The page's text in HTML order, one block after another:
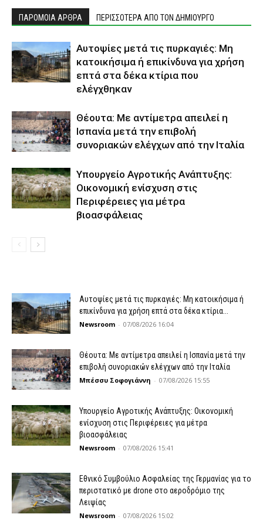
ΠΑΡΟΜΟΙΑ ΑΡΘΡΑ ΠΕΡΙΣΣΟΤΕΡΑ ΑΠΟ ΤΟΝ ΔΗΜΙΟΥΡΓΟ
Αυτοψίες μετά τις πυρκαγιές: Μη
κατοικήσιμα ή επικίνδυνα για χρήση
επτά στα δέκα κτίρια που
ελέγχθηκαν
Θέουτα: Με αντίμετρα απειλεί η
Ισπανία μετά την επιβολή
συνοριακών ελέγχων από την Ιταλία
Υπουργείο Αγροτικής Ανάπτυξης:
Οικονομική ενίσχυση στις
Περιφέρειες για μέτρα
βιοασφάλειας
Αυτοψίες μετά τις πυρκαγιές: Μη κατοικήσιμα ή
επικίνδυνα για χρήση επτά στα δέκα κτίρια...
Newsroom - 07/08/2026 16:04
Θέουτα: Με αντίμετρα απειλεί η Ισπανία μετά την
επιβολή συνοριακών ελέγχων από την Ιταλία
Μπέσσυ Σοφογιάννη - 07/08/2026 15:55
Υπουργείο Αγροτικής Ανάπτυξης: Οικονομική
ενίσχυση στις Περιφέρειες για μέτρα
βιοασφάλειας
Newsroom - 07/08/2026 15:41
Εθνικό Συμβούλιο Ασφαλείας της Γερμανίας για το
περιστατικό με drone στο αεροδρόμιο της
Λειψίας
Newsroom - 07/08/2026 15:02